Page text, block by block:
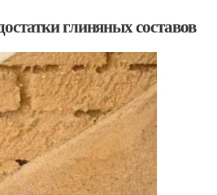
глиняных составов